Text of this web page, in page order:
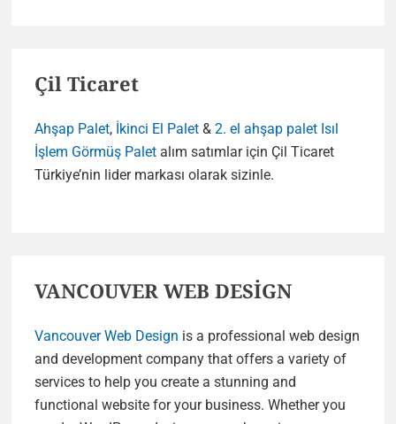
Çil Ticaret
Ahşap Palet, İkinci El Palet & 2. el ahşap palet Isıl
İşlem Görmüş Palet alım satımlar için Çil Ticaret
Türkiye’nin lider markası olarak sizinle.
VANCOUVER WEB DESİGN
Vancouver Web Design is a professional web design
and development company that offers a variety of
services to help you create a stunning and
functional website for your business. Whether you